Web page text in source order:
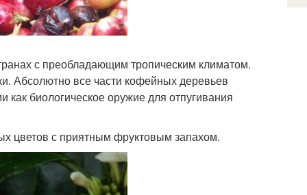
с преобладающим тропическим климатом.
Абсолютно все части кофейных деревьев
биологическое оружие для отпугивания
цветов с приятным фруктовым запахом.